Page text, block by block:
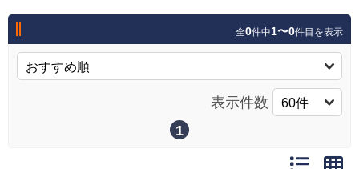
新規登録キャンペーン
商品ステータスで絞る
キャンペーン
全0件中1〜0件目を表示
表示件数
1